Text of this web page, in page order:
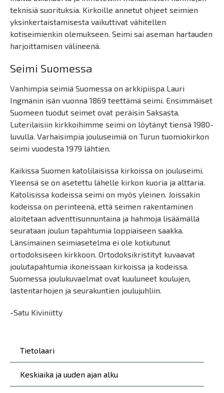
Päävalikko
Tietolaari
Keskiaika ja uuden ajan alku
teknisiä suorituksia. Kirkoille annetut ohjeet seimien
yksinkertaistamisesta vaikuttivat vähitellen
kotiseimienkin olemukseen. Seimi sai aseman hartauden
harjoittamisen välineenä.
Seimi Suomessa
Vanhimpia seimiä Suomessa on arkkipiispa Lauri
Ingmanin isän vuonna 1869 teettämä seimi. Ensimmäiset
Suomeen tuodut seimet ovat peräisin Saksasta.
Luterilaisiin kirkkoihimme seimi on löytänyt tiensä 1980-
luvulla. Varhaisimpia jouluseimiä on Turun tuomiokirkon
seimi vuodesta 1979 lähtien.
Kaikissa Suomen katolilaisissa kirkoissa on jouluseimi.
Yleensä se on asetettu lähelle kirkon kuoria ja alttaria.
Katolisissa kodeissa seimi on myös yleinen. Joissakin
kodeissa on perinteenä, että seimen rakentaminen
aloitetaan adventtisunnuntaina ja hahmoja lisäämällä
seurataan joulun tapahtumia loppiaiseen saakka.
Länsimainen seimiasetelma ei ole kotiutunut
ortodoksiseen kirkkoon. Ortodoksikristityt kuvaavat
joulutapahtumia ikoneissaan kirkoissa ja kodeissa.
Suomessa joulukuvaelmat ovat kuuluneet koulujen,
lastentarhojen ja seurakuntien joulujuhliin.
-Satu Kiviniitty